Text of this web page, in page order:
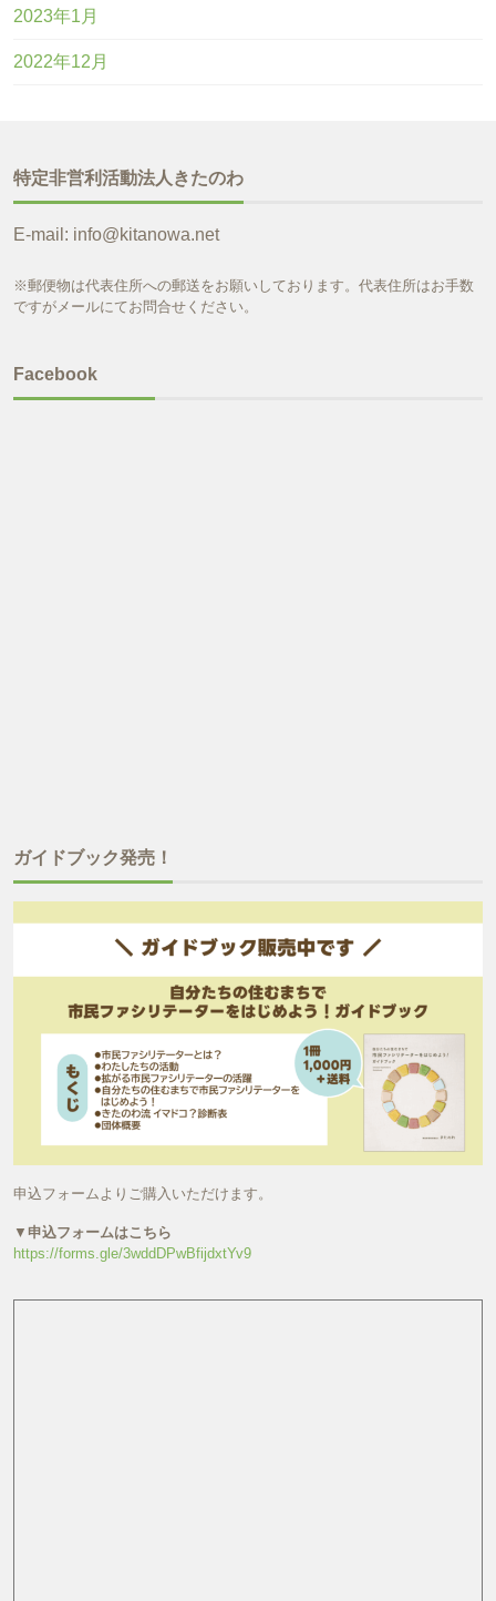
2023年1月
2022年12月
特定非営利活動法人きたのわ
E-mail: info@kitanowa.net
※郵便物は代表住所への郵送をお願いしております。代表住所はお手数
ですがメールにてお問合せください。
Facebook
ガイドブック発売！
申込フォームよりご購入いただけます。
▼ 申込フォームはこちら
https://forms.gle/3wddDPwBfijdxtYv9